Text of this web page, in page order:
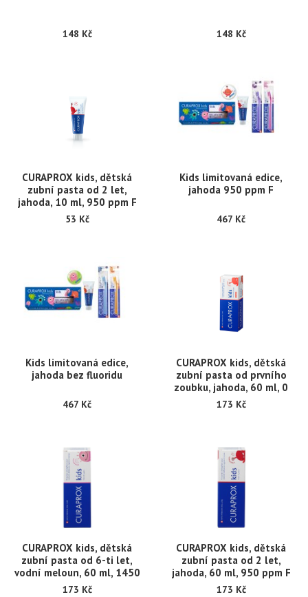
148 Kč 148 Kč
CURAPROX kids, dětská
zubní pasta od 2 let,
jahoda, 10 ml, 950 ppm F
53 Kč
Kids limitovaná edice,
jahoda 950 ppm F
467 Kč
Kids limitovaná edice,
jahoda bez fluoridu
467 Kč
CURAPROX kids, dětská
zubní pasta od prvního
zoubku, jahoda, 60 ml, 0
ppm F
173 Kč
CURAPROX kids, dětská
zubní pasta od 6-ti let,
vodní meloun, 60 ml, 1450
ppm F
173 Kč
CURAPROX kids, dětská
zubní pasta od 2 let,
jahoda, 60 ml, 950 ppm F
173 Kč